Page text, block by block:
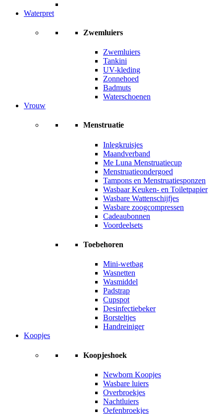
Waterpret
Zwemluiers
Zwemluiers
Tankini
UV-kleding
Zonnehoed
Badmuts
Waterschoenen
Vrouw
Menstruatie
Inlegkruisjes
Maandverband
Me Luna Menstruatiecup
Menstruatieondergoed
Tampons en Menstruatiesponzen
Wasbaar Keuken- en Toiletpapier
Wasbare Wattenschijfjes
Wasbare zoogcompressen
Cadeaubonnen
Voordeelsets
Toebehoren
Mini-wetbag
Wasnetten
Wasmiddel
Padstrap
Cupspot
Desinfectiebeker
Borsteltjes
Handreiniger
Koopjes
Koopjeshoek
Newborn Koopjes
Wasbare luiers
Overbroekjes
Nachtluiers
Oefenbroekjes